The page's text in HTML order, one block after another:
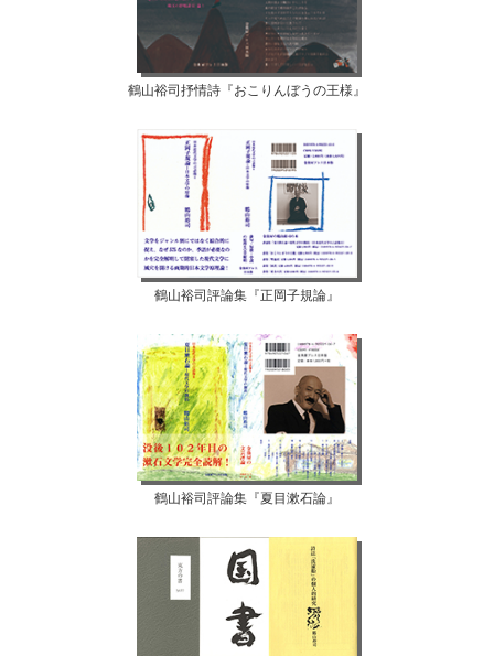
鶴山裕司抒情詩『おこりんぼうの王様』
鶴山裕司評論集『正岡子規論』
鶴山裕司評論集『夏目漱石論』